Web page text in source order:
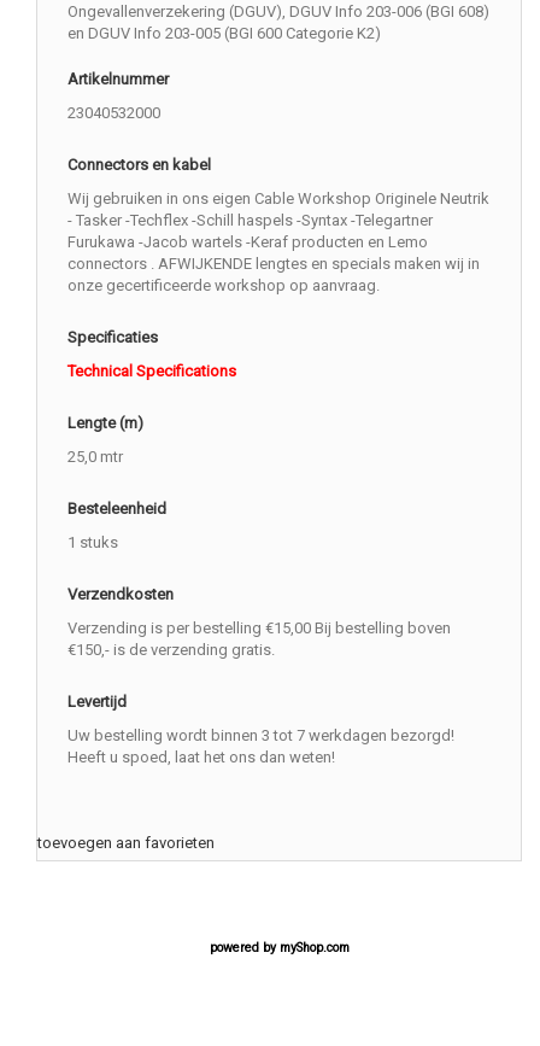
Ongevallenverzekering (DGUV), DGUV Info 203-006 (BGI 608)
en DGUV Info 203-005 (BGI 600 Categorie K2)
Artikelnummer
23040532000
Connectors en kabel
Wij gebruiken in ons eigen Cable Workshop Originele Neutrik
- Tasker -Techflex -Schill haspels -Syntax -Telegartner
Furukawa -Jacob wartels -Keraf producten en Lemo
connectors . AFWIJKENDE lengtes en specials maken wij in
onze gecertificeerde workshop op aanvraag.
Specificaties
Technical Specifications
Lengte (m)
25,0 mtr
Besteleenheid
1 stuks
Verzendkosten
Verzending is per bestelling €15,00 Bij bestelling boven
€150,- is de verzending gratis.
Levertijd
Uw bestelling wordt binnen 3 tot 7 werkdagen bezorgd!
Heeft u spoed, laat het ons dan weten!
toevoegen aan favorieten
powered by myShop.com